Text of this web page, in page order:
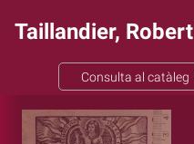
Taillandier, Robert
Consulta al catàleg